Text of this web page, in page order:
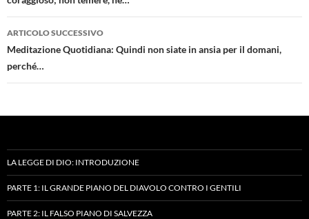
ARTICOLO SUCCESSIVO
Meditazione Quotidiana: Quindi non siate in ansia per il domani,
perché…
LA LEGGE DI DIO: INTRODUZIONE
PARTE 1: IL GRANDE PIANO DEL DIAVOLO CONTRO I GENTILI
PARTE 2: IL FALSO PIANO DI SALVEZZA